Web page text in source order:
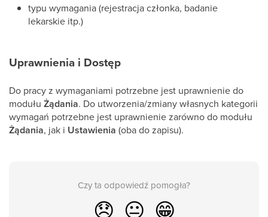
typu wymagania (rejestracja członka, badanie
lekarskie itp.)
Uprawnienia i Dostęp
Do pracy z wymaganiami potrzebne jest uprawnienie do
modułu Żądania. Do utworzenia/zmiany własnych kategorii
wymagań potrzebne jest uprawnienie zarówno do modułu
Żądania, jak i Ustawienia (oba do zapisu).
Czy ta odpowiedź pomogła?
😞 😐 😁